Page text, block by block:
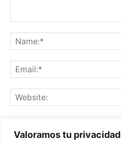
Valoramos tu privacidad
next time I comment.